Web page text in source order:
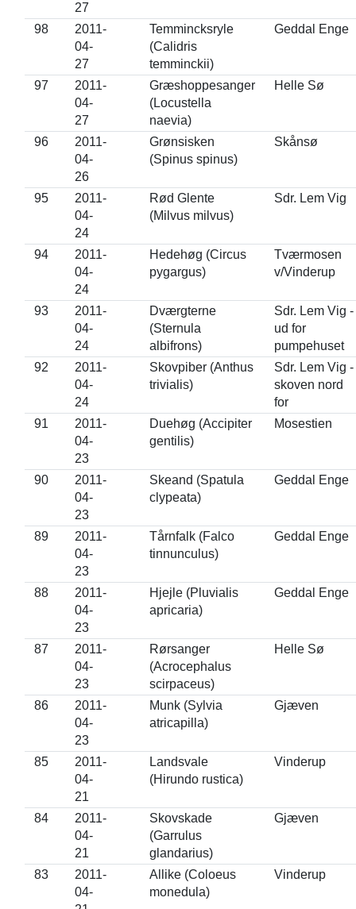
27
98
2011-
04-
27
Temmincksryle
(Calidris
temminckii)
Geddal Enge
97
2011-
04-
27
Græshoppesanger
(Locustella
naevia)
Helle Sø
96
2011-
04-
26
Grønsisken
(Spinus spinus)
Skånsø
95
2011-
04-
24
Rød Glente
(Milvus milvus)
Sdr. Lem Vig
94
2011-
04-
24
Hedehøg (Circus
pygargus)
Tværmosen
v/Vinderup
93
2011-
04-
24
Dværgterne
(Sternula
albifrons)
Sdr. Lem Vig -
ud for
pumpehuset
92
2011-
04-
24
Skovpiber (Anthus
trivialis)
Sdr. Lem Vig -
skoven nord
for
91
2011-
04-
23
Duehøg (Accipiter
gentilis)
Mosestien
90
2011-
04-
23
Skeand (Spatula
clypeata)
Geddal Enge
89
2011-
04-
23
Tårnfalk (Falco
tinnunculus)
Geddal Enge
88
2011-
04-
23
Hjejle (Pluvialis
apricaria)
Geddal Enge
87
2011-
04-
23
Rørsanger
(Acrocephalus
scirpaceus)
Helle Sø
86
2011-
04-
23
Munk (Sylvia
atricapilla)
Gjæven
85
2011-
04-
21
Landsvale
(Hirundo rustica)
Vinderup
84
2011-
04-
21
Skovskade
(Garrulus
glandarius)
Gjæven
83
2011-
04-
Allike (Coloeus
monedula)
Vinderup